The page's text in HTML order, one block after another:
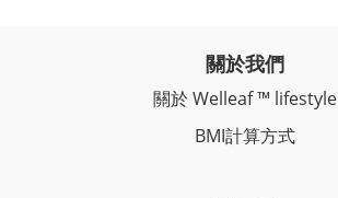
關於我們
關於 Welleaf ™ lifestyle
BMI計算方式